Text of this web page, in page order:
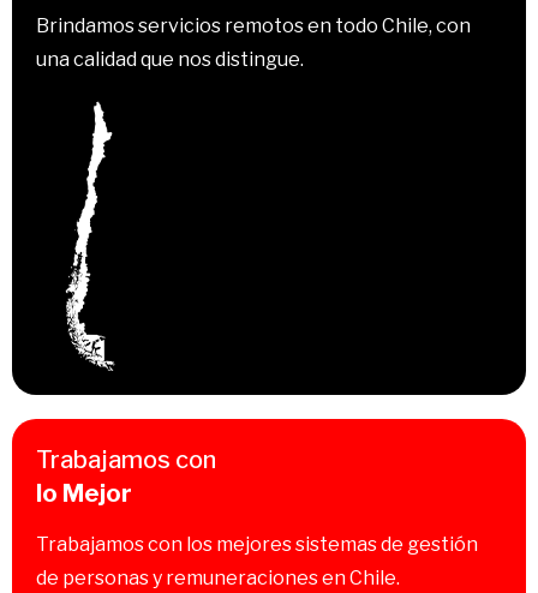
Brindamos servicios remotos en todo Chile, con
una calidad que nos distingue.
Trabajamos con
lo Mejor
Trabajamos con los mejores sistemas de gestión
de personas y remuneraciones en Chile.